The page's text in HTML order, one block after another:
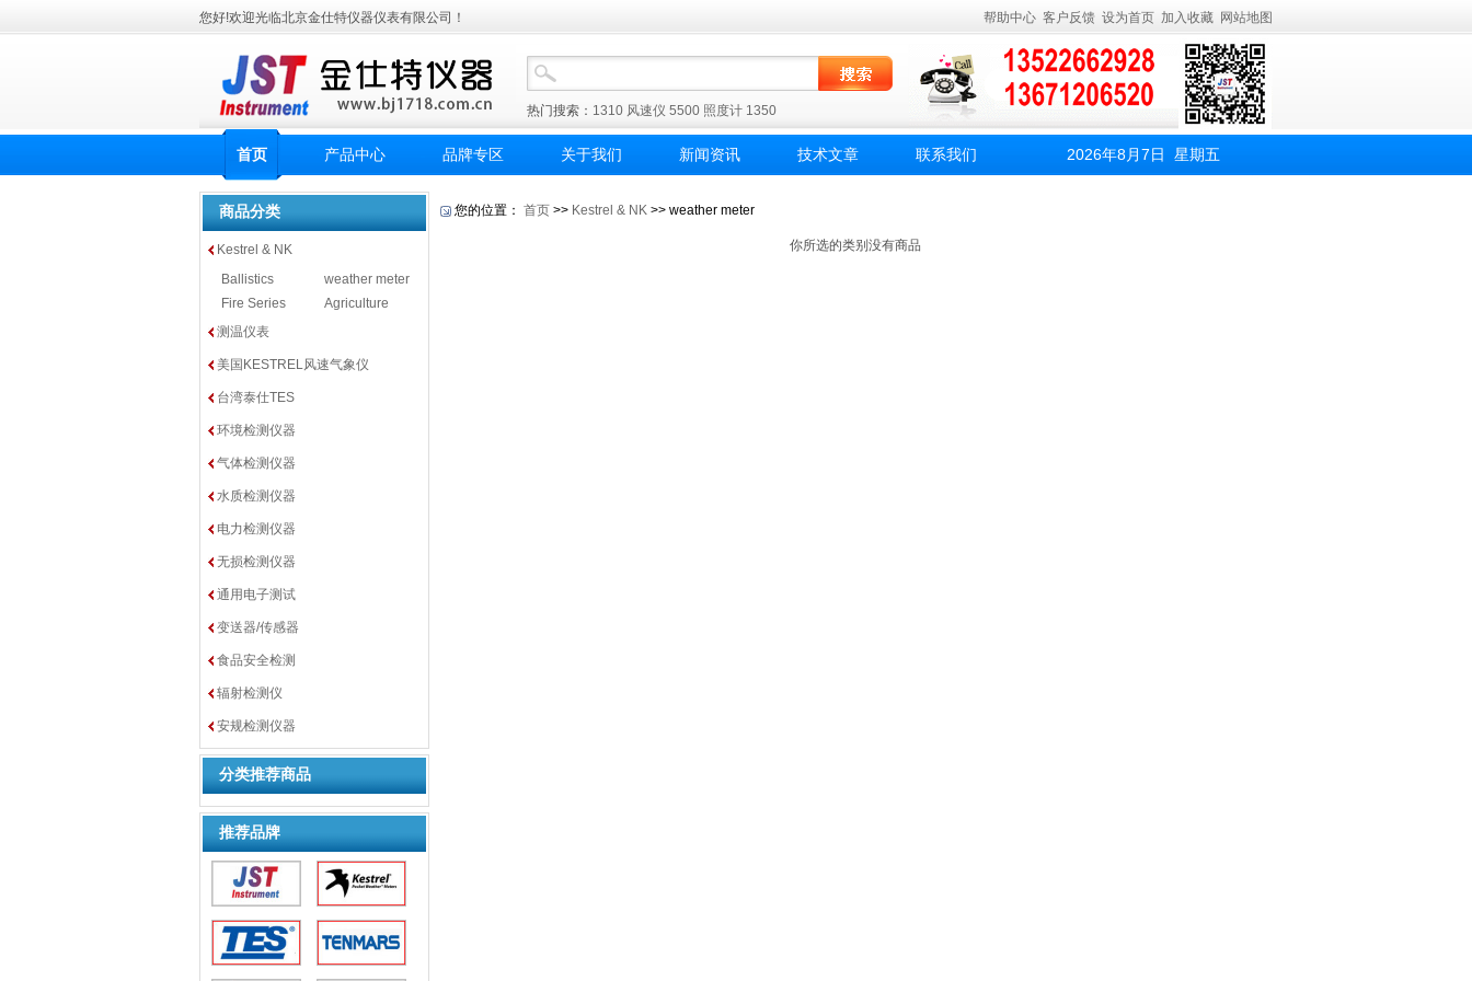
您好!欢迎光临北京金仕特仪器仪表有限公司！ 帮助中心 客户反馈 设为首页 加入收藏 网站地图
热门搜索： 1310 风速仪 5500 照度计 1350
首页 产品中心 品牌专区 关于我们 新闻资讯 技术文章 联系我们 2026年8月7日 星期五
商品分类
Kestrel & NK
Ballistics
weather meter
Fire Series
Agriculture
测温仪表
美国KESTREL风速气象仪
台湾泰仕TES
环境检测仪器
气体检测仪器
水质检测仪器
电力检测仪器
无损检测仪器
通用电子测试
变送器/传感器
食品安全检测
辐射检测仪
安规检测仪器
分类推荐商品
推荐品牌
您的位置： 首页 >> Kestrel & NK >> weather meter
你所选的类别没有商品